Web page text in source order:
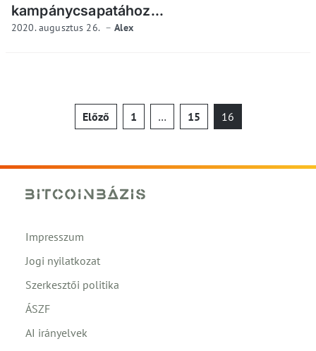
kampánycsapatához...
2020. augusztus 26. Alex
Bejegyzések
lapozása
Előző 1 … 15 16
Impresszum
Jogi nyilatkozat
Szerkesztői politika
ÁSZF
AI irányelvek